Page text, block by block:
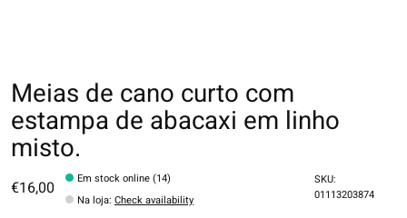
Meias de cano curto com
estampa de abacaxi em linho
misto.
€16,00
Em stock online (14)
Na loja:Check availability
SKU:
01113203874